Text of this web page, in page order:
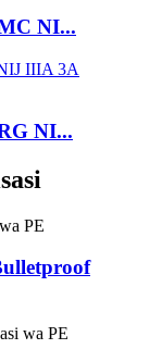
NI...
NI...